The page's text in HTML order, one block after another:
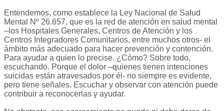
Entendemos, como establece la Ley Nacional de Salud
Mental Nº 26.657, que es la red de atención en salud mental
–los Hospitales Generales, Centros de Atención y los
Centros Integradores Comunitarios, entre muchos otros- el
ámbito más adecuado para hacer prevención y contención.
Para ayudar a quien lo precise. ¿Cómo? Sobre todo,
escuchando. Porque el dolor –quienes tienen intenciones
suicidas están atravesados por él- no siempre es evidente,
pero tiene señales. Escuchar y observar con atención puede
contribuir a reconocerlas y ayudar.